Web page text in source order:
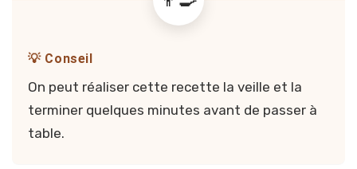
💡 Conseil
On peut réaliser cette recette la veille et la
terminer quelques minutes avant de passer à
table.